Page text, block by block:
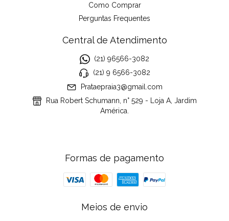
Como Comprar
Perguntas Frequentes
Central de Atendimento
(21) 96566-3082
(21) 9 6566-3082
Prataepraia3@gmail.com
Rua Robert Schumann, n° 529 - Loja A, Jardim
América.
Formas de pagamento
Meios de envio